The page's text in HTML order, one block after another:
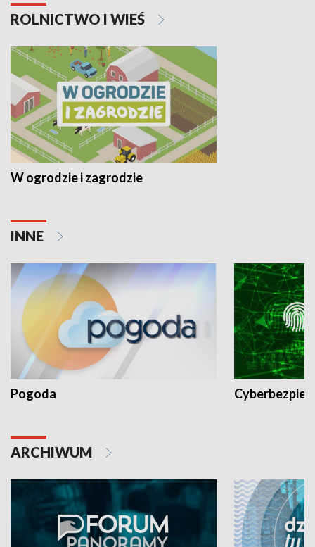
ROLNICTWO I WIEŚ
W ogrodzie i zagrodzie
INNE
Pogoda
ARCHIWUM